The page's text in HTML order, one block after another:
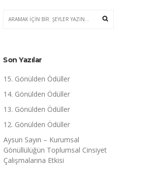
Son Yazılar
15. Gönülden Ödüller
14. Gönülden Ödüller
13. Gönülden Ödüller
12. Gönülden Ödüller
Aysun Sayın – Kurumsal
Gönüllülüğün Toplumsal Cinsiyet
Çalışmalarına Etkisi